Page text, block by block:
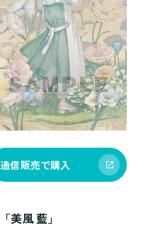
通信販売で購入
「美風 藍」